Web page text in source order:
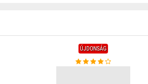
ÚJDONSÁG